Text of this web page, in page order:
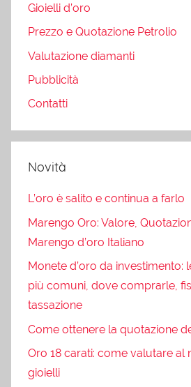
Gioielli d’oro
Prezzo e Quotazione Petrolio
Valutazione diamanti
Pubblicità
Contatti
Novità
L’oro è salito e continua a farlo
Marengo Oro: Valore,
Marengo d’oro Italiano
Monete d’oro da investimento:
più comuni, dove comprarle,
tassazione
Come ottenere la quotazione
Oro 18 carati: come valutare al
gioielli